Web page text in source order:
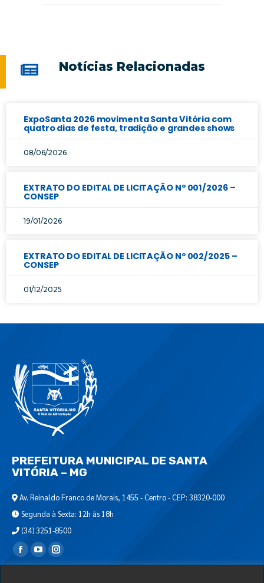
Notícias Relacionadas
ExpoSanta 2026 movimenta Santa Vitória com
quatro dias de festa, tradição e grandes shows
08/06/2026
EXTRATO DO EDITAL DE LICITAÇÃO Nº 001/2026 –
CONSEP
19/01/2026
EXTRATO DO EDITAL DE LICITAÇÃO Nº 002/2025 –
CONSEP
01/12/2025
PREFEITURA MUNICIPAL DE SANTA
VITÓRIA – MG
Av. Reinaldo Franco de Morais, 1455 - Centro - CEP: 38320-000
Segunda à Sexta: 12h às 18h
(34) 3251-8500
Encontre-nos em: